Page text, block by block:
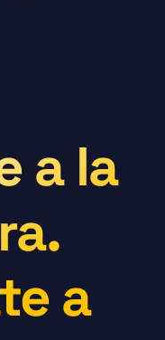
a la
a